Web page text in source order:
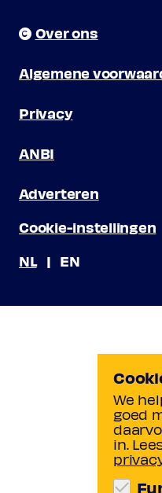
Over ons
Algemene
Privacy
ANBI
Adverteren
Cookie-instellingen
NL
EN
We
goed
in.